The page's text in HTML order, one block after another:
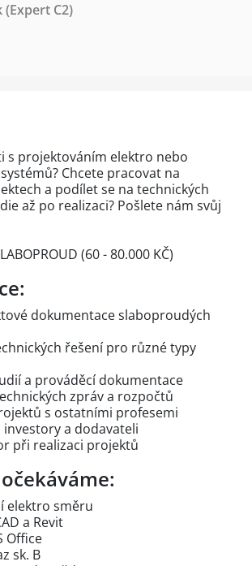
(Expert C2)
s projektováním elektro nebo
Chcete pracovat na
a podílet se na technických
až po realizaci? Pošlete nám svůj
(60 - 80.000 KČ)
dokumentace slaboproudých
řešení pro různé typy
a prováděcí dokumentace
zpráv a rozpočtů
s ostatními profesemi
a dodavateli
při realizaci projektů
elektro směru
a Revit
Office
sk. B